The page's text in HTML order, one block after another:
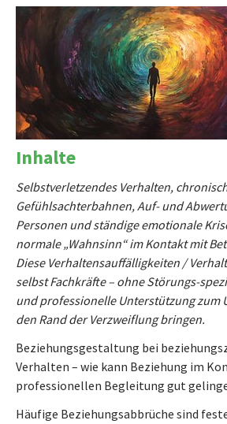
Inhalte
Selbstverletzendes Verhalten,
Gefühlsachterbahnen, Auf- und
Personen und ständige emotionale
normale „Wahnsinn“ im Kontakt mit
Diese Verhaltensauffälligkeiten /
selbst Fachkräfte – ohne Störungs-
und professionelle Unterstützung zum
den Rand der Verzweiflung bringen.
Beziehungsgestaltung bei
Verhalten – wie kann Beziehung im
professionellen Begleitung gut
Häufige Beziehungsabbrüche sind